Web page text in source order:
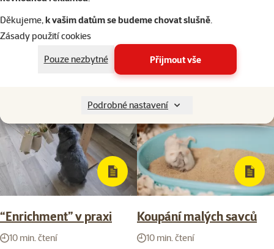
Děkujeme,k vašim datům se budeme chovat slušně.
Zásady použití cookies
Pouze nezbytné
Přijmout vše
Podrobné nastavení
Konzultace na míru
naplánuj si konzultaci
“Enrichment” v praxi
10 min. čtení
Koupání malých savců
10 min. čtení